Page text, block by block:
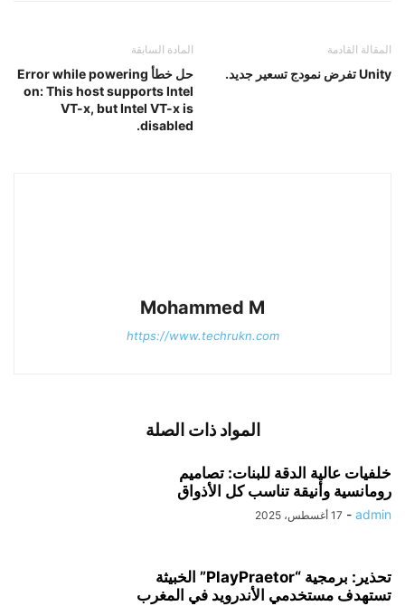
المادة السابقة
حل خطأ Error while powering
on: This host supports Intel
VT-x, but Intel VT-x is
disabled.
المقالة القادمة
Unity تفرض نمودج تسعير جديد.
Mohammed M
https://www.techrukn.com
المواد ذات الصلة
خلفيات عالية الدقة للبنات: تصاميم
رومانسية وأنيقة تناسب كل الأذواق
admin
- 17 أغسطس، 2025
تحذير: برمجية “PlayPraetor” الخبيثة
تستهدف مستخدمي الأندرويد في المغرب